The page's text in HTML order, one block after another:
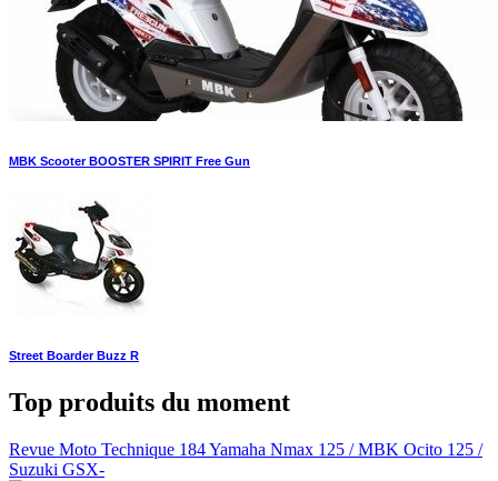
MBK Scooter BOOSTER SPIRIT Free Gun
Street Boarder Buzz R
Top produits du moment
Revue Moto Technique 184 Yamaha Nmax 125 / MBK Ocito 125 /
Suzuki GSX-